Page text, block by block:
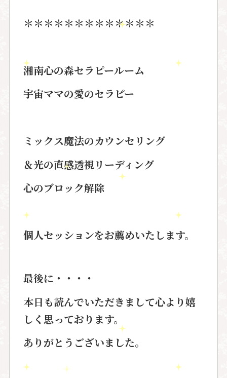
＊＊＊＊＊＊＊＊＊＊＊＊＊
湘南心の森セラピールーム
宇宙ママの愛のセラピー
ミックス魔法のカウンセリング
＆光の直感透視リーディング
心のブロック解除
個人セッションをお薦めいたします。
最後に・・・・
本日も読んでいただきまして心より嬉
しく思っております。
ありがとうございました。